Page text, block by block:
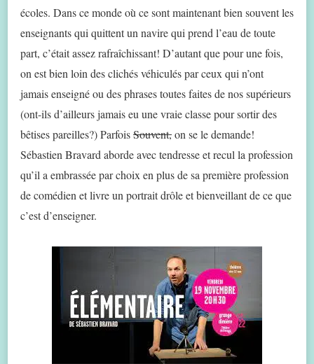
écoles. Dans ce monde où ce sont maintenant bien souvent les
enseignants qui quittent un navire qui prend l’eau de toute
part, c’était assez rafraîchissant! D’autant que pour une fois,
on est bien loin des clichés véhiculés par ceux qui n’ont
jamais enseigné ou des phrases toutes faites de nos supérieurs
(ont-ils d’ailleurs jamais eu une vraie classe pour sortir des
bêtises pareilles?) ParfoisSouvent,on se le demande!
Sébastien Bravard aborde avec tendresse et recul la profession
qu’il a embrassée par choix en plus de sa première profession
de comédien et livre un portrait drôle et bienveillant de ce que
c’est d’enseigner.